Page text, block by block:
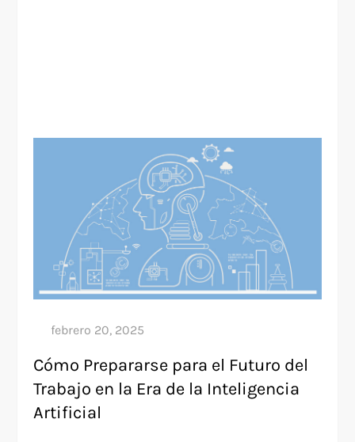
Cómo Prepararse para el Futuro del
Trabajo en la Era de la Inteligencia
Artificial